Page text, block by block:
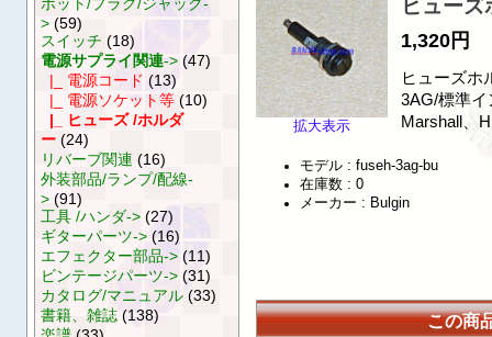
> (59)
スイッチ (18)
電源サプライ関連-> (47)
|_ 電源コード (13)
|_ 電源ソケット等 (10)
|_ ヒューズ /ホルダ
ー (24)
リバーブ関連 (16)
外装部品/ランプ/配線-
> (91)
工具 /ハンダ-> (27)
ギターパーツ-> (16)
エフェクター部品-> (11)
ビンテージパーツ-> (31)
カタログ/マニュアル (33)
書籍、雑誌 (138)
拡大表示
ヒュー
1,320円
ヒューズホ
3AG/標準
Marshall、
モデル : fuseh-3ag-bu
在庫数 : 0
メーカー : Bulgin
この商